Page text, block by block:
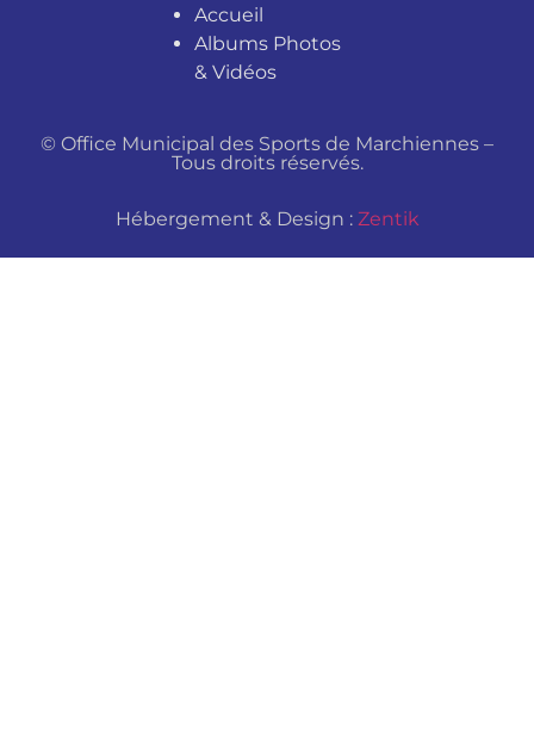
Accueil
Albums Photos
& Vidéos
© Office Municipal des Sports de Marchiennes –
Tous droits réservés.
Hébergement & Design : Zentik